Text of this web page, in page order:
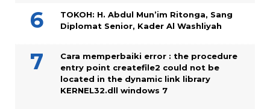
TOKOH: H. Abdul Mun’im Ritonga, Sang
Diplomat Senior, Kader Al Washliyah
Cara memperbaiki error : the procedure
entry point createfile2 could not be
located in the dynamic link library
KERNEL32.dll windows 7